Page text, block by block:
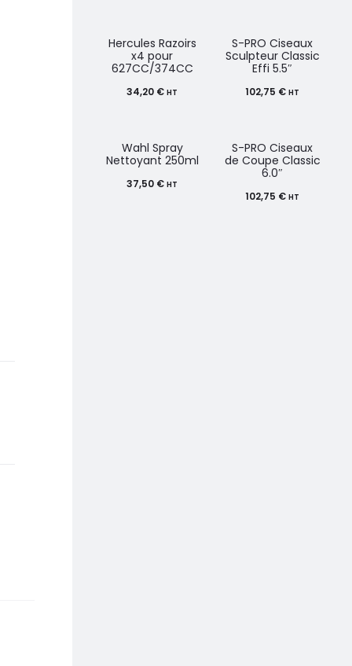
Hercules Razoirs
x4 pour
627CC/374CC
34,20 € HT
S-PRO Ciseaux
Sculpteur Classic
Effi 5.5″
102,75 € HT
Wahl Spray
Nettoyant 250ml
37,50 € HT
S-PRO Ciseaux
de Coupe Classic
6.0″
102,75 € HT